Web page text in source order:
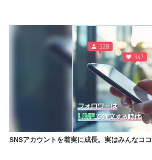
SNSアカウントを着実に成長。実はみんなココ